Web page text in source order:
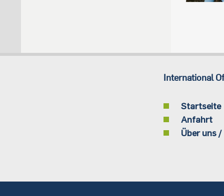
International
Startseite
Anfahrt
Über uns